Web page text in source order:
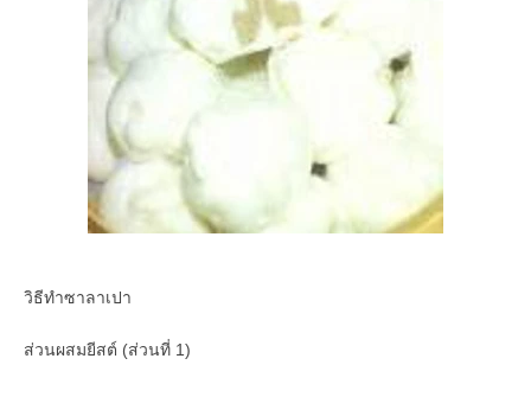
วิธีทำซาลาเปา
ส่วนผสมยีสต์ (ส่วนที่ 1)